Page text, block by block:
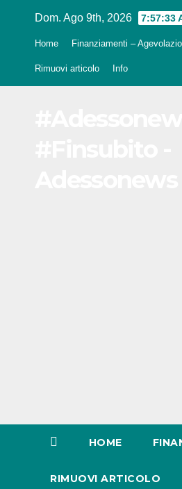
Dom. Ago 9th, 2026 7:57:34
Home Finanziamenti –
Rimuovi articolo Info
HOME
RIMUOVI ARTICOLO